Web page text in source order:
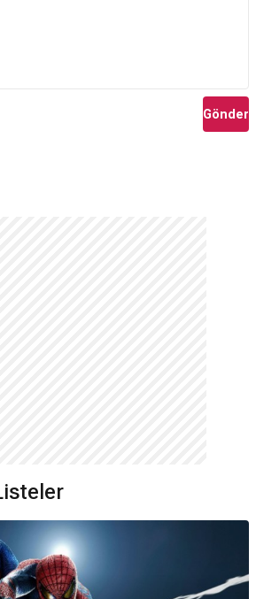
Gönder